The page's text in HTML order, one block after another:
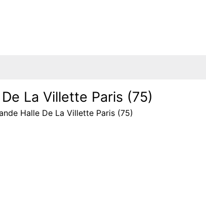
La Villette Paris (75)
Halle De La Villette Paris (75)